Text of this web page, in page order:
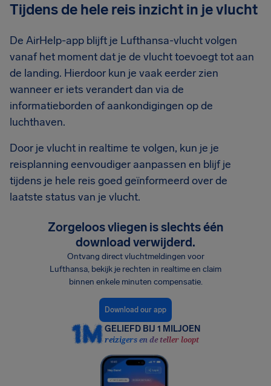
Tijdens de hele reis inzicht in je vlucht
De AirHelp-app blijft je Lufthansa-vlucht volgen
vanaf het moment dat je de vlucht toevoegt tot aan
de landing. Hierdoor kun je vaak eerder zien
wanneer er iets verandert dan via de
informatieborden of aankondigingen op de
luchthaven.
Door je vlucht in realtime te volgen, kun je je
reisplanning eenvoudiger aanpassen en blijf je
tijdens je hele reis goed geïnformeerd over de
laatste status van je vlucht.
Zorgeloos vliegen is slechts één
download verwijderd.
Ontvang direct vluchtmeldingen voor
Lufthansa, bekijk je rechten in realtime en claim
binnen enkele minuten compensatie.
Download our app
GELIEFD BIJ 1 MILJOEN
reizigers en de teller loopt